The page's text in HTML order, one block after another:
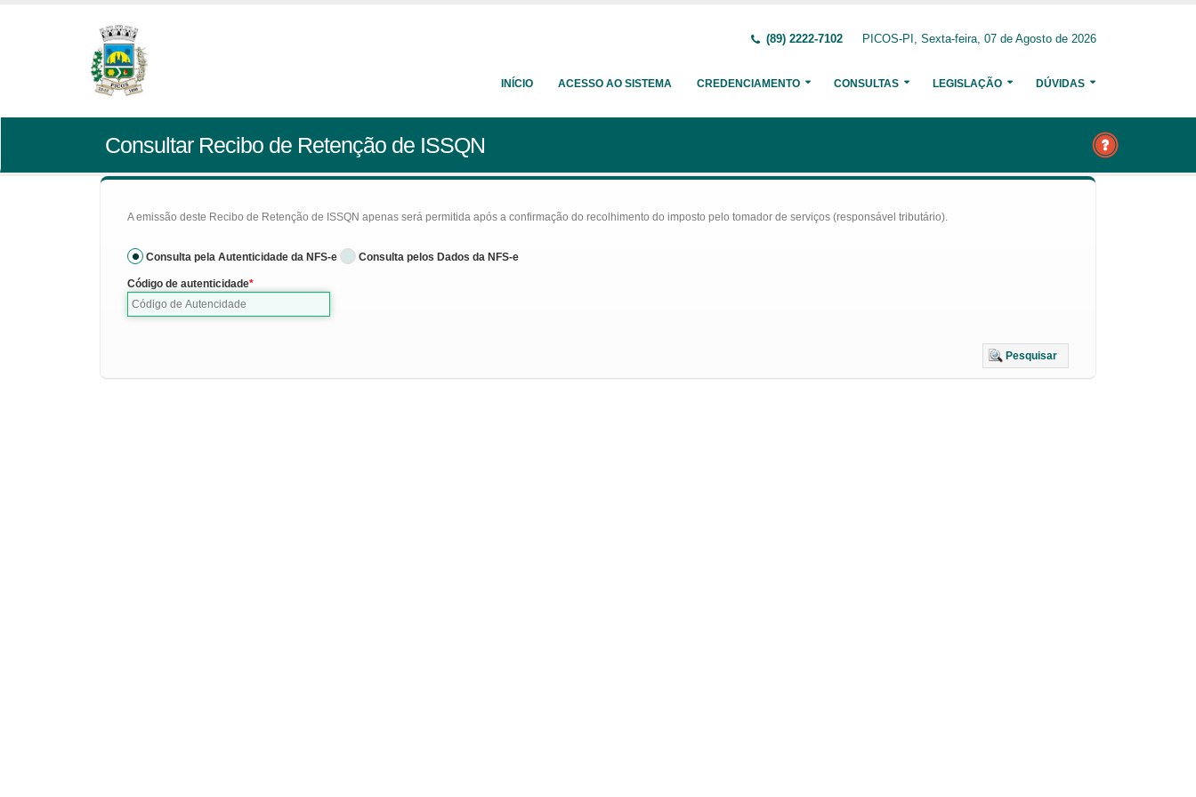
(89) 2222-7102 PICOS-PI, Sexta-feira, 07 de Agosto de 2026
INÍCIO ACESSO AO SISTEMA CREDENCIAMENTO CONSULTAS LEGISLAÇÃO DÚVIDAS
Consultar Recibo de Retenção de ISSQN
A emissão deste Recibo de Retenção de ISSQN apenas será permitida após a confirmação do recolhimento do imposto pelo tomador de serviços (responsável tributário).
Consulta pela Autenticidade da NFS-e Consulta pelos Dados da NFS-e
Código de autenticidade
Pesquisar